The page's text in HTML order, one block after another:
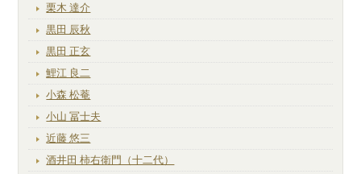
栗木 達介
黒田 辰秋
黒田 正玄
鯉江 良二
小森 松菴
小山 冨士夫
近藤 悠三
酒井田 柿右衛門（十二代）